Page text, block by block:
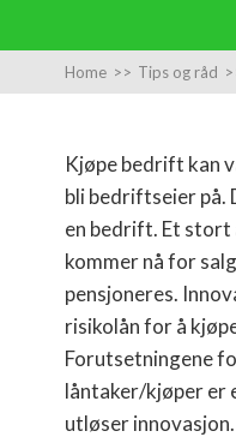
Home >> Tips og råd
Kjøpe bedrift kan
bli bedriftseier på.
en bedrift. Et
kommer nå for
pensjoneres.
risikolån for å
Forutsetningene
låntaker/kjøper er
utløser